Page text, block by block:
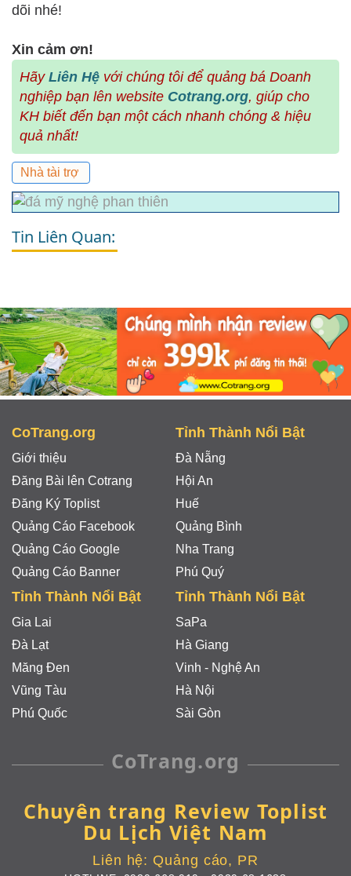
dõi nhé!
Xin cảm ơn!
Hãy Liên Hệ với chúng tôi để quảng bá Doanh
nghiệp bạn lên website Cotrang.org, giúp cho
KH biết đến bạn một cách nhanh chóng & hiệu
quả nhất!
Nhà tài trợ
Tin Liên Quan:
CoTrang.org
Giới thiệu
Đăng Bài lên Cotrang
Đăng Ký Toplist
Quảng Cáo Facebook
Quảng Cáo Google
Quảng Cáo Banner
Tỉnh Thành Nổi Bật
Đà Nẵng
Hội An
Huế
Quảng Bình
Nha Trang
Phú Quý
Tỉnh Thành Nổi Bật
Gia Lai
Đà Lạt
Măng Đen
Vũng Tàu
Phú Quốc
Tỉnh Thành Nổi Bật
SaPa
Hà Giang
Vinh - Nghệ An
Hà Nội
Sài Gòn
CoTrang.org
Chuyên trang Review Toplist
Du Lịch Việt Nam
Liên hệ: Quảng cáo, PR